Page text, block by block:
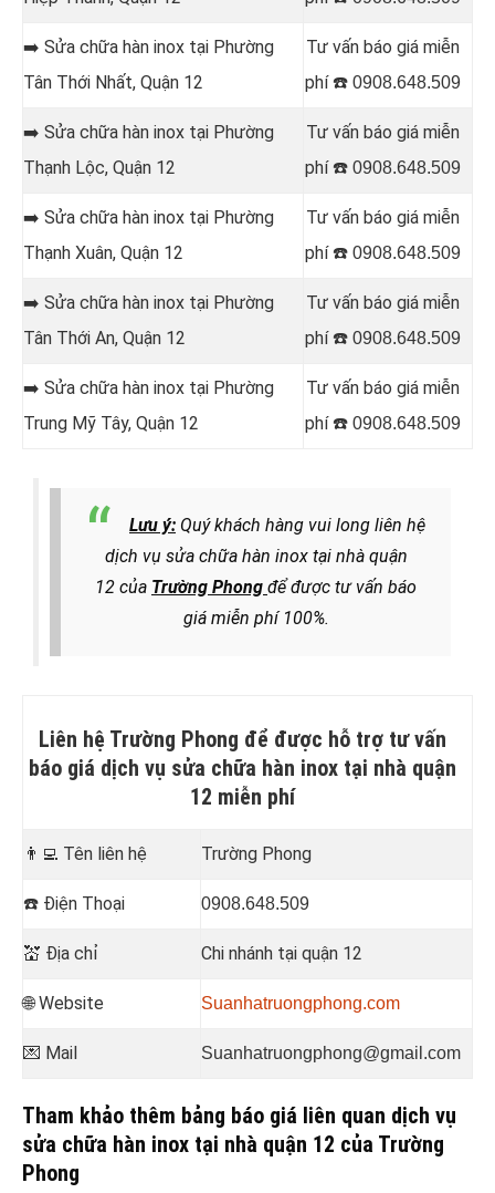
➡️ Sửa chữa hàn inox tại Phường
Tân Thới Nhất, Quận 12
Tư vấn báo giá miễn
phí ☎️ 0908.648.509
➡️ Sửa chữa hàn inox tại Phường
Thạnh Lộc, Quận 12
Tư vấn báo giá miễn
phí ☎️ 0908.648.509
➡️ Sửa chữa hàn inox tại Phường
Thạnh Xuân, Quận 12
Tư vấn báo giá miễn
phí ☎️ 0908.648.509
➡️ Sửa chữa hàn inox tại Phường
Tân Thới An, Quận 12
Tư vấn báo giá miễn
phí ☎️ 0908.648.509
➡️ Sửa chữa hàn inox tại Phường
Trung Mỹ Tây, Quận 12
Tư vấn báo giá miễn
phí ☎️ 0908.648.509
Lưu ý: Quý khách hàng vui long liên hệ
dịch vụ sửa chữa hàn inox tại nhà quận
12 của Trường Phong để được tư vấn báo
giá miễn phí 100%.
Liên hệ Trường Phong để được hỗ trợ tư vấn
báo giá dịch vụ sửa chữa hàn inox tại nhà quận
12 miễn phí
👨‍💻 Tên liên hệ Trường Phong
☎️ Điện Thoại 0908.648.509
💒 Địa chỉ Chi nhánh tại quận 12
🌐 Website Suanhatruongphong.com
💌 Mail Suanhatruongphong@gmail.com
Tham khảo thêm bảng báo giá liên quan dịch vụ
sửa chữa hàn inox tại nhà quận 12 của Trường
Phong